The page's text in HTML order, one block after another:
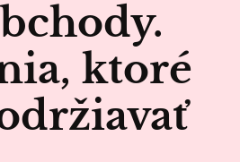
ktoré